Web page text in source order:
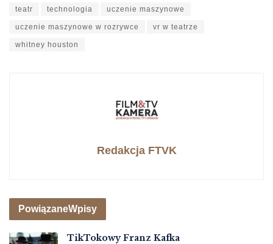
teatr technologia uczenie maszynowe
uczenie maszynowe w rozrywce vr w teatrze
whitney houston
Redakcja FTVK
PowiązaneWpisy
TikTokowy Franz Kafka